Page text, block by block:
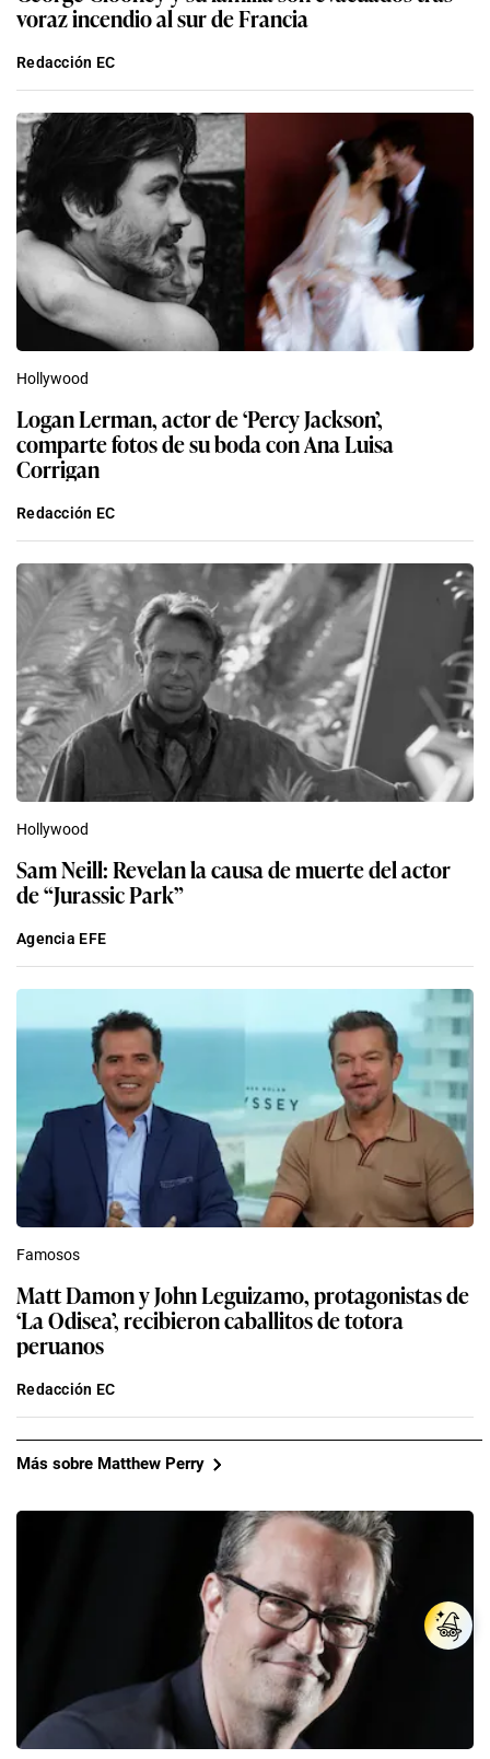
voraz incendio al sur de Francia
Redacción EC
Hollywood
Logan Lerman, actor de ‘Percy Jackson’,
comparte fotos de su boda con Ana Luisa
Corrigan
Redacción EC
Hollywood
Sam Neill: Revelan la causa de muerte del actor
de “Jurassic Park”
Agencia EFE
Famosos
Matt Damon y John Leguizamo, protagonistas de
‘La Odisea’, recibieron caballitos de totora
peruanos
Redacción EC
Más sobre Matthew Perry